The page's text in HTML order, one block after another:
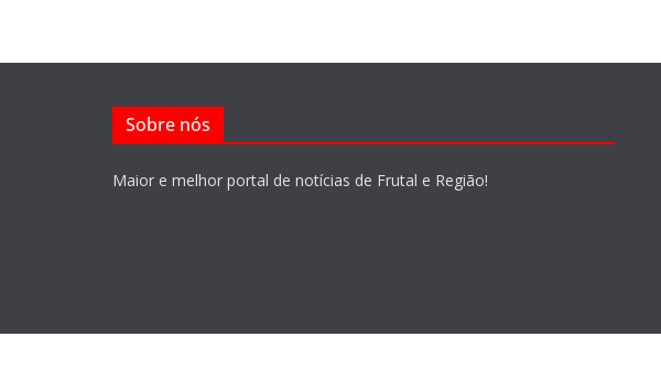
Sobre nós
Maior e melhor portal de notícias de Frutal e Região!